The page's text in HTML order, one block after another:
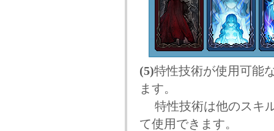
(5)特性技術が使用可能
ます。
特性技術は他のスキ
て使用できます。